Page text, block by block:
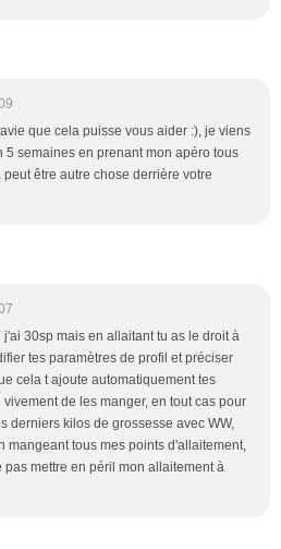
que cela puisse vous aider :), je viens
5 semaines en prenant mon apéro tous
peut être autre chose derrière votre
j'ai 30sp mais en allaitant tu as le droit à
tes paramètres de profil et préciser
cela t ajoute automatiquement tes
de les manger, en tout cas pour
derniers kilos de grossesse avec WW,
mangeant tous mes points d'allaitement,
pas mettre en péril mon allaitement à